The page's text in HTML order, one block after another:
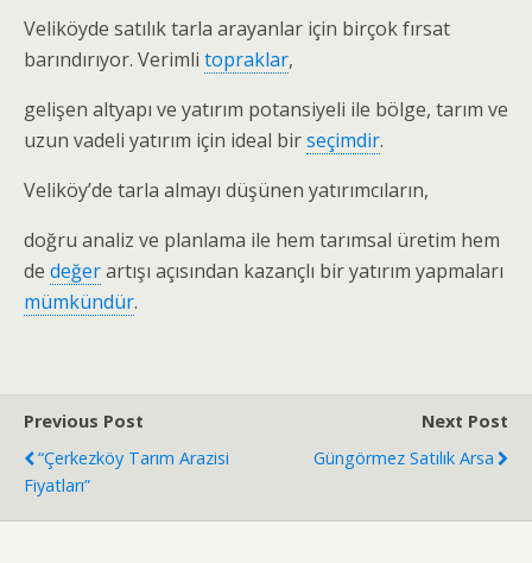
Veliköyde satılık tarla arayanlar için birçok fırsat
barındırıyor. Verimli topraklar,
gelişen altyapı ve yatırım potansiyeli ile bölge, tarım ve
uzun vadeli yatırım için ideal birseçimdir.
Veliköy’de tarla almayı düşünen yatırımcıların,
doğru analiz ve planlama ile hem tarımsal üretim hem
de değerartışı açısından kazançlı bir yatırım yapmaları
mümkündür.
Previous Post
“Çerkezköy Tarım Arazisi
Fiyatları”
Next Post
Güngörmez Satılık Arsa